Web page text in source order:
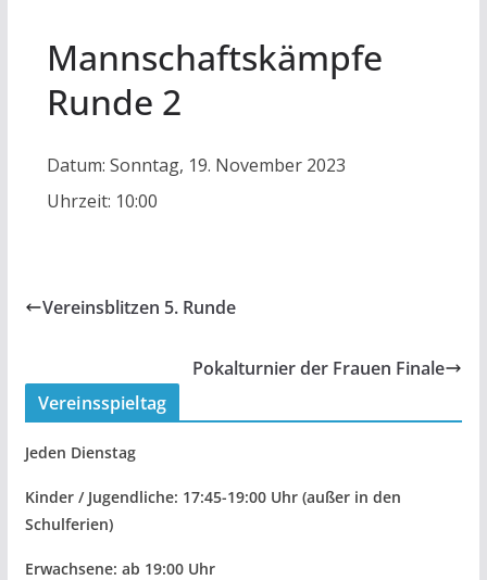
Mannschaftskämpfe
Runde 2
Datum: Sonntag, 19. November 2023
Uhrzeit: 10:00
Vereinsblitzen 5. Runde
Pokalturnier der Frauen Finale
Vereinsspieltag
Jeden Dienstag
Kinder / Jugendliche: 17:45-19:00 Uhr (außer in den
Schulferien)
Erwachsene: ab 19:00 Uhr